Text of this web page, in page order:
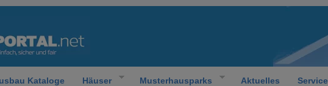
Kataloge Häuser Musterhausparks Aktuelles Service